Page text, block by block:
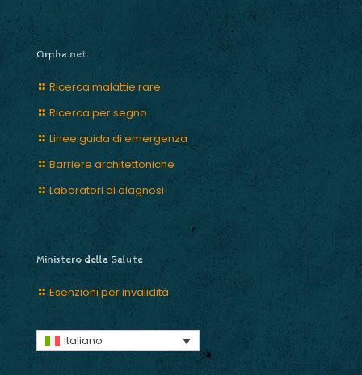
Orpha.net
Ricerca malattie rare
Ricerca per segno
Linee guida di emergenza
Barriere architettoniche
Laboratori di diagnosi
Ministero della Salute
Esenzioni per invalidità
Italiano